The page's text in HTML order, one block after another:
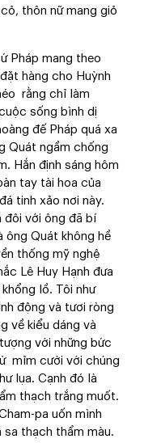
thôn nữ mang giỏ
Pháp mang theo
hàng cho Huỳnh
rằng chỉ làm
sống bình dị
đế Pháp quá xa
Quát ngầm chống
Hắn định sáng hôm
tay tài hoa của
tinh xảo nơi này.
đôi với ông đã bí
ông Quát không hề
thống mỹ nghệ
Lê Huy Hạnh đưa
lồ. Tôi như
động và tươi ròng
về kiểu dáng và
với những bức
mỉm cười với chúng
lụa. Cạnh đó là
thạch trắng muốt.
pa uốn mình
sa thạch thẩm màu.